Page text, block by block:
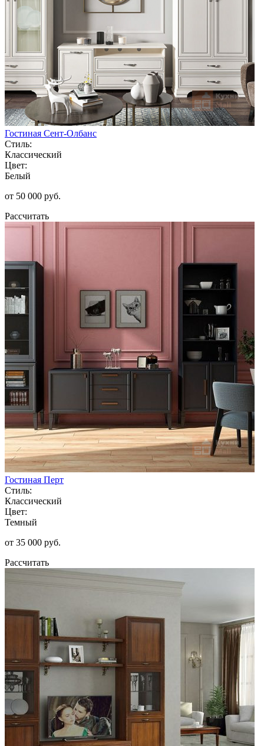
Гостиная Сент-Олбанс
Стиль:
Классический
Цвет:
Белый
от 50 000 руб.
Рассчитать
Гостиная Перт
Стиль:
Классический
Цвет:
Темный
от 35 000 руб.
Рассчитать